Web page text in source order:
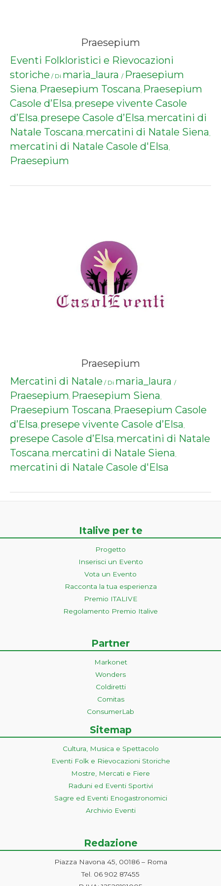
Praesepium
Eventi Folkloristici e Rievocazioni
storiche / Di maria_laura / Praesepium
Siena, Praesepium Toscana, Praesepium
Casole d’Elsa, presepe vivente Casole
d’Elsa, presepe Casole d’Elsa, mercatini di
Natale Toscana, mercatini di Natale Siena,
mercatini di Natale Casole d'Elsa,
Praesepium
Praesepium
Mercatini di Natale / Di maria_laura /
Praesepium, Praesepium Siena,
Praesepium Toscana, Praesepium Casole
d’Elsa, presepe vivente Casole d’Elsa,
presepe Casole d’Elsa, mercatini di Natale
Toscana, mercatini di Natale Siena,
mercatini di Natale Casole d'Elsa
Italive per te
Progetto
Inserisci un Evento
Vota un Evento
Racconta la tua esperienza
Premio ITALIVE
Regolamento Premio Italive
Partner
Markonet
Wonders
Coldiretti
Comitas
ConsumerLab
Sitemap
Cultura, Musica e Spettacolo
Eventi Folk e Rievocazioni Storiche
Mostre, Mercati e Fiere
Raduni ed Eventi Sportivi
Sagre ed Eventi Enogastronomici
Archivio Eventi
Redazione
Piazza Navona 45, 00186 – Roma
Tel. 06 902 87455